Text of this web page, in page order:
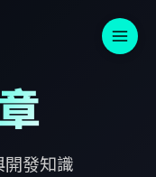
發知識